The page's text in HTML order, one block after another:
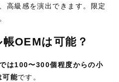
高級感を演出できます。限定
OEMは可能？
は100〜300個程度からの小
可能です。